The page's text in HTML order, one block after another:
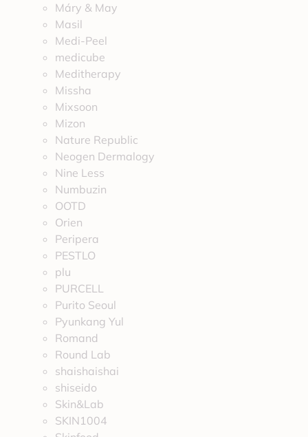
Máry & May
Masil
Medi-Peel
medicube
Meditherapy
Missha
Mixsoon
Mizon
Nature Republic
Neogen Dermalogy
Nine Less
Numbuzin
OOTD
Orien
Peripera
PESTLO
plu
PURCELL
Purito Seoul
Pyunkang Yul
Romand
Round Lab
shaishaishai
shiseido
Skin&Lab
SKIN1004